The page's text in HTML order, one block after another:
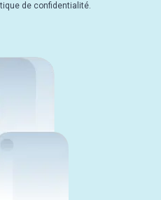
de confidentialité.